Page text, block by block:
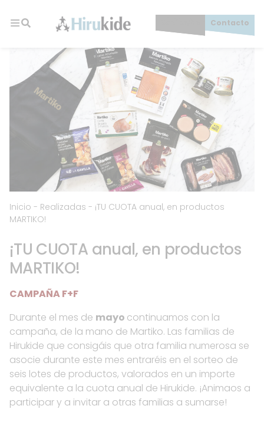
Contacto
Inicio - Realizadas - ¡TU CUOTA anual, en productos
MARTIKO!
¡TU CUOTA anual, en productos
MARTIKO!
CAMPAÑA F+F
Durante el mes de mayo continuamos con la
campaña, de la mano de Martiko. Las familias de
Hirukide que consigáis que otra familia numerosa se
asocie durante este mes entraréis en el sorteo de
seis lotes de productos, valorados en un importe
equivalente a la cuota anual de Hirukide. ¡Animaos a
participar y a invitar a otras familias a sumarse!